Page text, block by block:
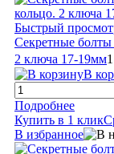
Быстрый
Секретные
2 ключа 17-19мм
В
Подробнее
Купить в 1 клик
В избранное